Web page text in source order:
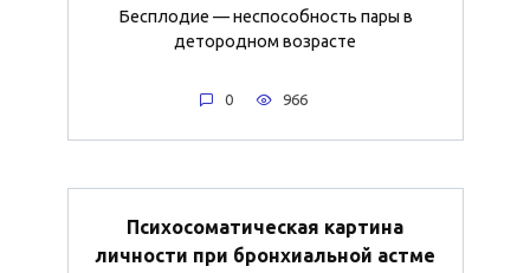
Бесплодие — неспособность пары в
детородном возрасте
0 966
Психосоматическая картина
личности при бронхиальной астме